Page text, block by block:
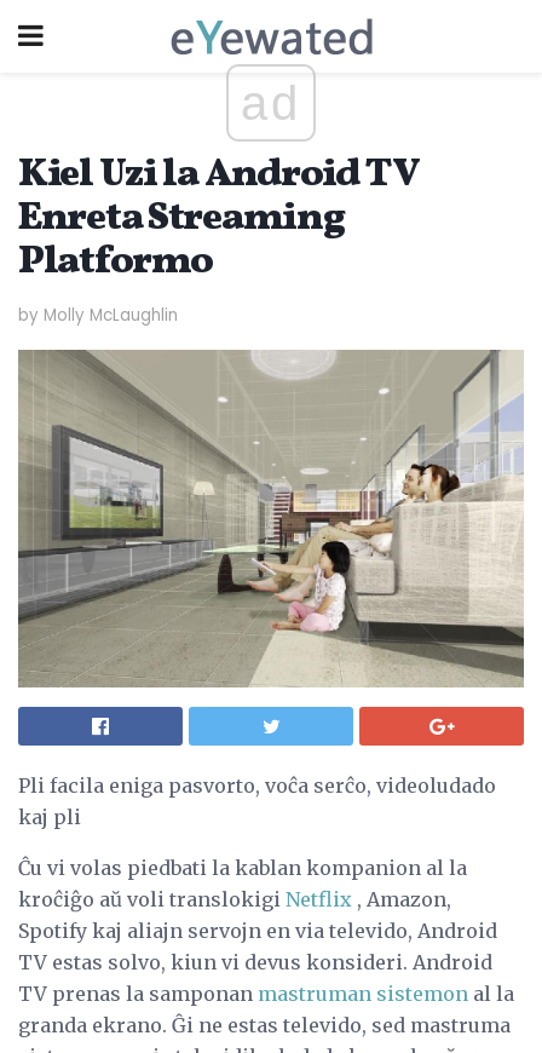
ad
Kiel Uzi la Android TV
Enreta Streaming
Platformo
by Molly McLaughlin
Pli facila eniga pasvorto, voĉa serĉo, videoludado
kaj pli
Ĉu vi volas piedbati la kablan kompanion al la
kroĉiĝo aŭ voli translokigi Netflix , Amazon,
Spotify kaj aliajn servojn en via televido, Android
TV estas solvo, kiun vi devus konsideri. Android
TV prenas la samponan mastruman sistemon al la
granda ekrano. Ĝi ne estas televido, sed mastruma